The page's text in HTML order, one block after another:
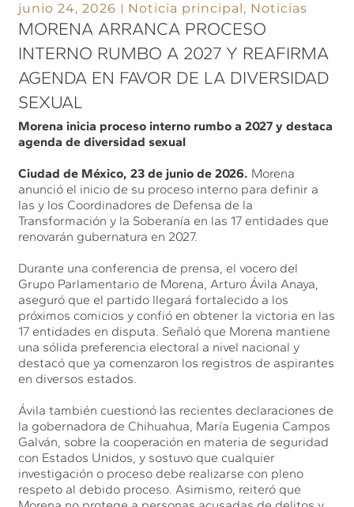
junio 24, 2026 Noticia principal, Noticias
MORENA ARRANCA PROCESO
INTERNO RUMBO A 2027 Y REAFIRMA
AGENDA EN FAVOR DE LA DIVERSIDAD
SEXUAL
Morena inicia proceso interno rumbo a 2027 y destaca
agenda de diversidad sexual
Ciudad de México, 23 de junio de 2026. Morena
anunció el inicio de su proceso interno para definir a
las y los Coordinadores de Defensa de la
Transformación y la Soberanía en las 17 entidades que
renovarán gubernatura en 2027.
Durante una conferencia de prensa, el vocero del
Grupo Parlamentario de Morena, Arturo Ávila Anaya,
aseguró que el partido llegará fortalecido a los
próximos comicios y confió en obtener la victoria en las
17 entidades en disputa. Señaló que Morena mantiene
una sólida preferencia electoral a nivel nacional y
destacó que ya comenzaron los registros de aspirantes
en diversos estados.
Ávila también cuestionó las recientes declaraciones de
la gobernadora de Chihuahua, María Eugenia Campos
Galván, sobre la cooperación en materia de seguridad
con Estados Unidos, y sostuvo que cualquier
investigación o proceso debe realizarse con pleno
respeto al debido proceso. Asimismo, reiteró que